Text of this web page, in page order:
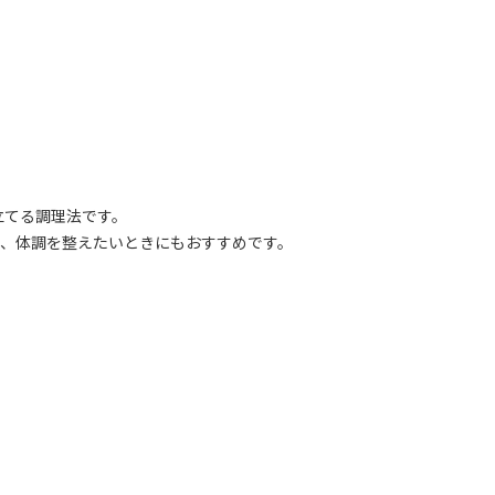
る調理法です。
調を整えたいときにもおすすめです。